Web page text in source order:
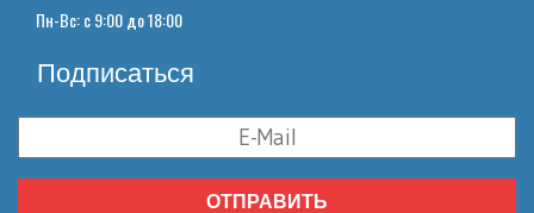
Пн-Вс: с 9:00 до 18:00
Подписаться
ОТПРАВИТЬ